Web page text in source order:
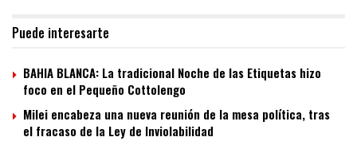
Puede interesarte
BAHIA BLANCA: La tradicional Noche de las Etiquetas hizo
foco en el Pequeño Cottolengo
Milei encabeza una nueva reunión de la mesa política, tras
el fracaso de la Ley de Inviolabilidad